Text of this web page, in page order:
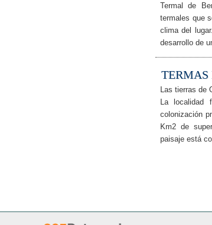
Termal de
termales que
clima del
desarrollo de
TERMAS
Las tierras
La
colonización
Km2 de
paisaje está